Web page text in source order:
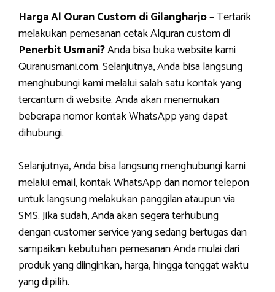
Harga Al Quran Custom di Gilangharjo –Tertarik
melakukan pemesanan cetak Alquran custom di
Penerbit Usmani?Anda bisa buka website kami
Quranusmani.com. Selanjutnya, Anda bisa langsung
menghubungi kami melalui salah satu kontak yang
tercantum di website. Anda akan menemukan
beberapa nomor kontak WhatsApp yang dapat
dihubungi.
Selanjutnya, Anda bisa langsung menghubungi kami
melalui email, kontak WhatsApp dan nomor telepon
untuk langsung melakukan panggilan ataupun via
SMS. Jika sudah, Anda akan segera terhubung
dengan customer service yang sedang bertugas dan
sampaikan kebutuhan pemesanan Anda mulai dari
produk yang diinginkan, harga, hingga tenggat waktu
yang dipilih.